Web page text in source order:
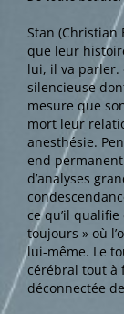
Stan (Christian
que leur
lui, il va parler.
silencieuse
mesure que
mort leur
anesthésie.
end
d’analyses
ce qu’il
toujours » où
lui-même. Le
cérébral tout à
déconnectée